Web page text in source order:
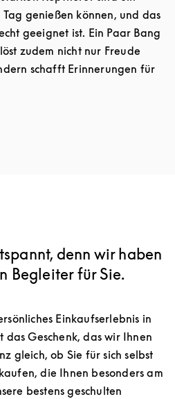
genießen können, und das
geeignet ist. Ein Paar Bang
zudem nicht nur Freude
schafft Erinnerungen für
New Tab
denn wir haben
Begleiter für Sie.
Einkaufserlebnis in
das Geschenk, das wir Ihnen
gleich, ob Sie für sich selbst
die Ihnen besonders am
bestens geschulten